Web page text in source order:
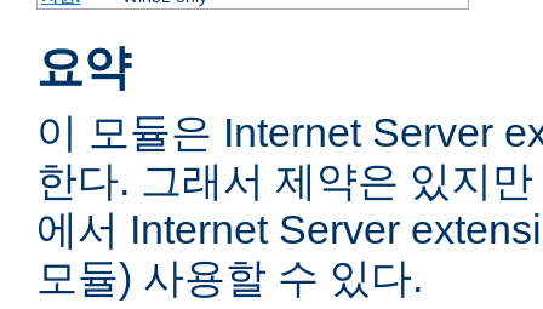
요약
이 모듈은 Internet Server
한다. 그래서 제약은 있지
에서 Internet Server
모듈) 사용할 수 있다.